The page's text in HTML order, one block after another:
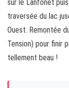
sur le Lanfonet
traversée du lac
Ouest. Remontée
Tension) pour finir
tellement beau !